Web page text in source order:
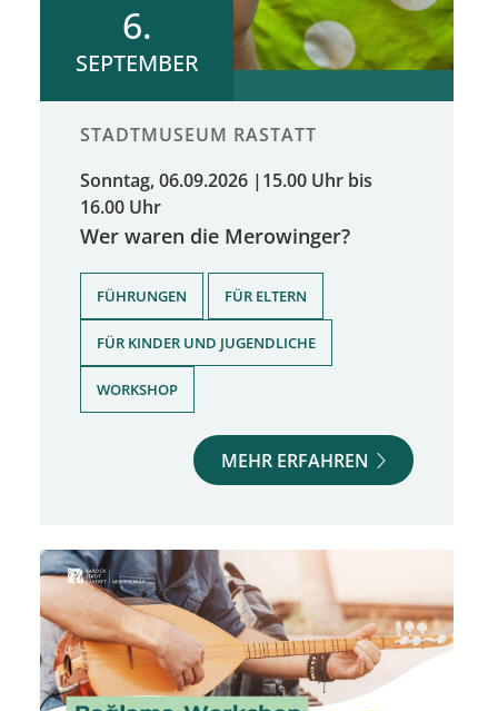
6.
SEPTEMBER
STADTMUSEUM RASTATT
Sonntag, 06.09.2026 | 15.00 Uhr bis
16.00 Uhr
Wer waren die Merowinger?
FÜHRUNGEN FÜR ELTERN
FÜR KINDER UND JUGENDLICHE
WORKSHOP
MEHR ERFAHREN